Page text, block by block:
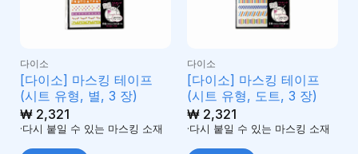
다이소
[다이소] 마스킹 테이프
(시트 유형, 별, 3 장)
₩2,321
·다시 붙일 수 있는 마스킹 소재
다이소
[다이소] 마스킹 테이프
(시트 유형, 도트, 3 장)
₩2,321
·다시 붙일 수 있는 마스킹 소재